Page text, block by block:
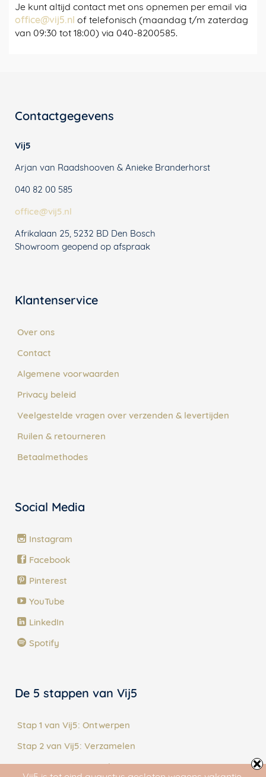
Je kunt altijd contact met ons opnemen per email via
office@vij5.nl of telefonisch (maandag t/m zaterdag
van 09:30 tot 18:00) via 040-8200585.
Contactgegevens
Vij5
Arjan van Raadshooven & Anieke Branderhorst
040 82 00 585
office@vij5.nl
Afrikalaan 25, 5232 BD Den Bosch
Showroom geopend op afspraak
Klantenservice
Over ons
Contact
Algemene voorwaarden
Privacy beleid
Veelgestelde vragen over verzenden & levertijden
Ruilen & retourneren
Betaalmethodes
Social Media
Instagram
Facebook
Pinterest
YouTube
LinkedIn
Spotify
De 5 stappen van Vij5
Stap 1 van Vij5: Ontwerpen
Stap 2 van Vij5: Verzamelen
Stap 3 van Vij5: Vertalen